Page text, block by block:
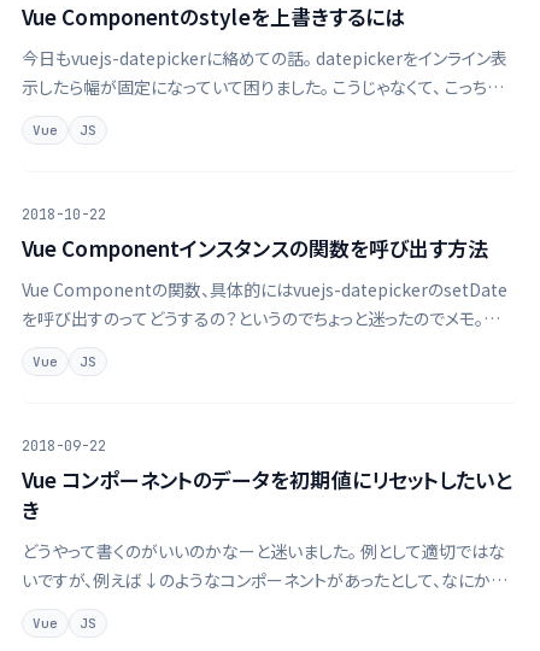
Vue Componentのstyleを上書きするには
今日もvuejs-datepickerに絡めての話。 datepickerをインライン表
示したら幅が固定になっていて困りました。 こうじゃなくて、 こっちにし
たい。 コンポーネントのstyleを見ると幅300pxと固定になっています。
これを幅100%にしたいの上書きします。
Vue JS
2018-10-22
Vue Componentインスタンスの関数を呼び出す方法
Vue Componentの関数、具体的にはvuejs-datepickerのsetDate
を呼び出すのってどうするの？というのでちょっと迷ったのでメモ。
GitHub - charliekassel/vuejs-datepicker: A simple Vue.js …
Vue JS
2018-09-22
Vue コンポーネントのデータを初期値にリセットしたいと
き
どうやって書くのがいいのかなーと迷いました。 例として適切ではな
いですが、例えば↓のようなコンポーネントがあったとして、なにかの
タイミングですべてのデータをリセットしたいとします。 1export
default { 2 name: "App", 3 data() …
Vue JS